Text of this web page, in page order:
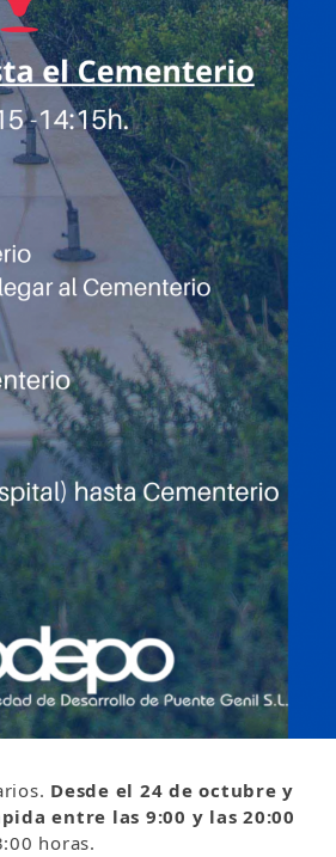
Desde el 24 de octubre y
entre las 9:00 y las 20:00
horas.